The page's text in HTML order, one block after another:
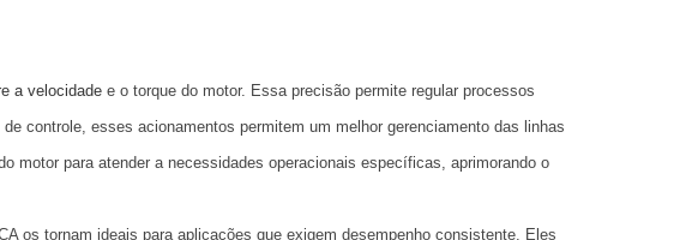
a velocidade e o torque do motor. Essa precisão permite regular processos
controle, esses acionamentos permitem um melhor gerenciamento das linhas
motor para atender a necessidades operacionais específicas, aprimorando o
os tornam ideais para aplicações que exigem desempenho consistente. Eles